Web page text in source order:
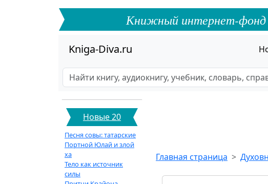
Книжный интернет-фонд
Kniga-Diva.ru
Новые 20
Песня совы: татарские
Портной Юлай и злой
ха
Тело как источник
силы
Главная страница